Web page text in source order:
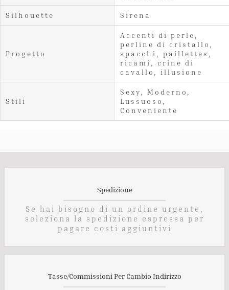
Silhouette Sirena
Progetto
Accenti di perle,
perline di cristallo,
spacchi, paillettes,
ricami, crine di
cavallo, illusione
Stili
Sexy, Moderno,
Lussuoso,
Conveniente
Spedizione
Se hai bisogno di un ordine urgente,
seleziona la spedizione espressa per
pagare costi aggiuntivi
Tasse/Commissioni Per Cambio Indirizzo